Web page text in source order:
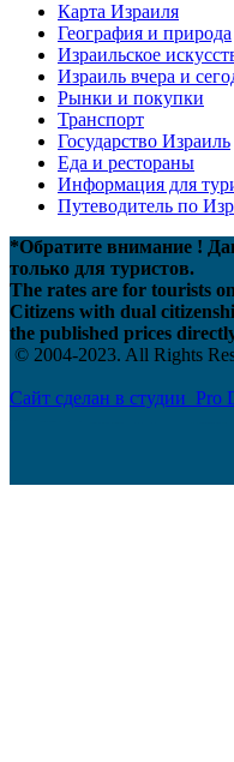
Карта Израиля
География и природа
Израильское
Израиль вчера и
Рынки и покупки
Транспорт
Государство Израиль
Еда и рестораны
Информация для
Путеводитель по
*Обратите внимание !
только для туристов.
The rates are for tourists
Citizens with dual
the published prices
© 2004-2023. All Rights
Сайт сделан в студии Pro